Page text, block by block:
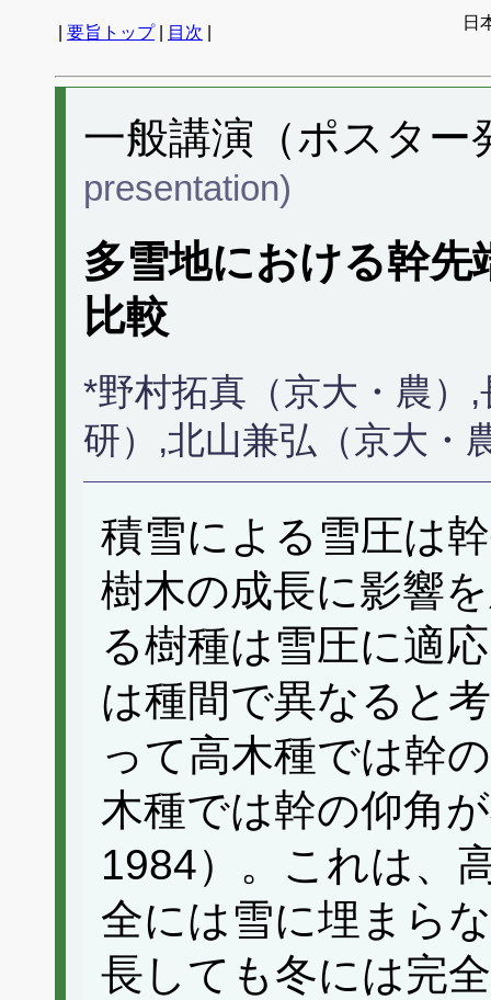
要旨トップ| 目次
日
一般講演（ポスタ
presentation)
多雪地における幹先
比較
*野村拓真（京大・農）
研）,北山兼弘（京大・
積雪による雪圧は
樹木の成長に影響
る樹種は雪圧に適
は種間で異なると
って高木種では幹
木種では幹の仰角
1984）。これは、
全には雪に埋まら
長しても冬には完